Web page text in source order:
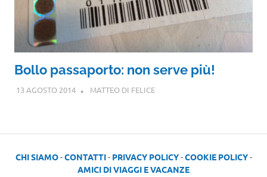
Bollo passaporto: non serve più!
13 AGOSTO 2014 MATTEO DI FELICE
CHI SIAMO-CONTATTI- PRIVACY POLICY-COOKIE POLICY-
AMICI DI VIAGGI E VACANZE